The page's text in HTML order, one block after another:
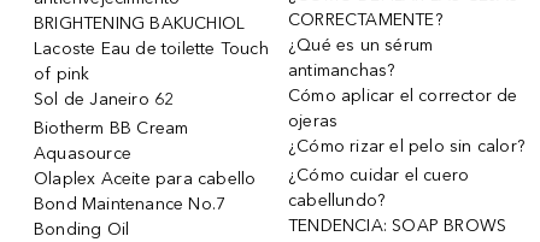
BRIGHTENING BAKUCHIOL
Lacoste Eau de toilette Touch
of pink
Sol de Janeiro 62
Biotherm BB Cream
Aquasource
Olaplex Aceite para cabello
Bond Maintenance No.7
Bonding Oil
CORRECTAMENTE?
¿Qué es un sérum
antimanchas?
Cómo aplicar el corrector de
ojeras
¿Cómo rizar el pelo sin calor?
¿Cómo cuidar el cuero
cabellundo?
TENDENCIA: SOAP BROWS